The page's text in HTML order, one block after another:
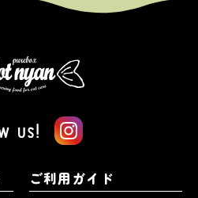
ご利用ガイド